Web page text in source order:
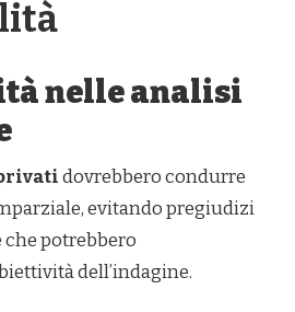
nelle analisi
dovrebbero condurre
evitando pregiudizi
potrebbero
dell’indagine.